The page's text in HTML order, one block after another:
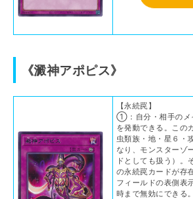
《澱神アポピス》
【永続罠】
①：自分・相手のメ
を発動できる。この
虫類族・地・星６・
なり、モンスターゾ
ドとしても扱う）。
の永続罠カードが存
フィールドの表側表
時まで無効にできる。